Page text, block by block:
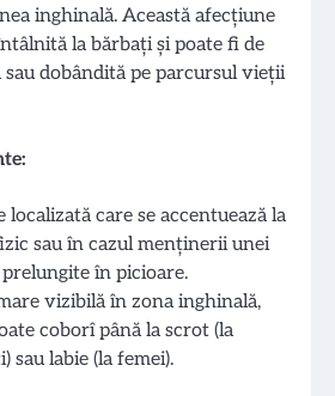
inghinală. Această afecțiune
la bărbați și poate fi de
dobândită pe parcursul vieții
localizată care se accentuează la
sau în cazul menținerii unei
în picioare.
vizibilă în zona inghinală,
coborî până la scrot (la
sau labie (la femei).